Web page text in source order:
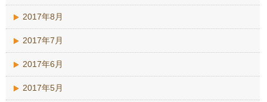
2017年8月
2017年7月
2017年6月
2017年5月